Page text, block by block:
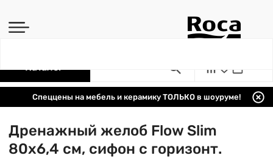
Каталог
Спеццены на мебель и керамику ТОЛЬКО в шоуруме!
Дренажный желоб Flow Slim
80х6,4 см, сифон с горизонт.